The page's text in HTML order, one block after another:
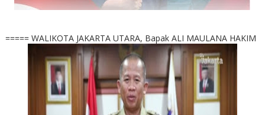
===== WALIKOTA JAKARTA UTARA, Bapak ALI MAULANA HAKIM